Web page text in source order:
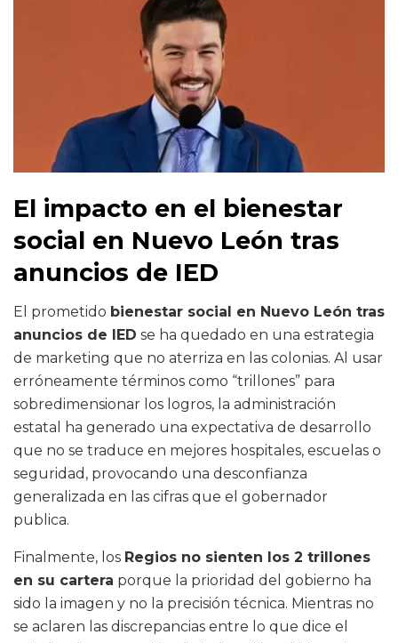
El impacto en el bienestar
social en Nuevo León tras
anuncios de IED
El prometido bienestar social en Nuevo León tras
anuncios de IED se ha quedado en una estrategia
de marketing que no aterriza en las colonias. Al usar
erróneamente términos como “trillones” para
sobredimensionar los logros, la administración
estatal ha generado una expectativa de desarrollo
que no se traduce en mejores hospitales, escuelas o
seguridad, provocando una desconfianza
generalizada en las cifras que el gobernador
publica.
Finalmente, los Regios no sienten los 2 trillones
en su cartera porque la prioridad del gobierno ha
sido la imagen y no la precisión técnica. Mientras no
se aclaren las discrepancias entre lo que dice el